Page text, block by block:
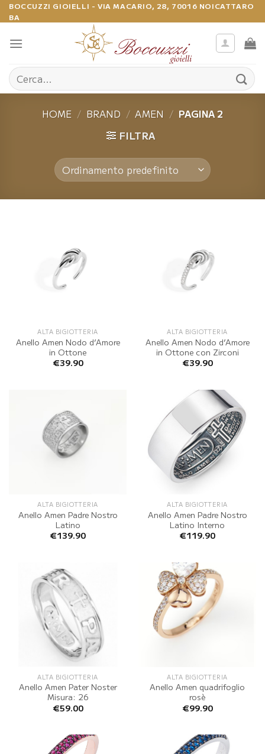
Salta
ai
contenuti
BOCCUZZI GIOIELLI - VIA MACARIO, 28, 70016 NOICATTARO
BA
Cerca:
HOME / BRAND / AMEN / PAGINA 2
FILTRA
ALTA BIGIOTTERIA
Anello Amen Nodo d’Amore
in Ottone
€39.90
ALTA BIGIOTTERIA
Anello Amen Nodo d’Amore
in Ottone con Zirconi
€39.90
ALTA BIGIOTTERIA
Anello Amen Padre Nostro
Latino
€139.90
ALTA BIGIOTTERIA
Anello Amen Padre Nostro
Latino Interno
€119.90
ALTA BIGIOTTERIA
Anello Amen Pater Noster
Misura: 26
€59.00
ALTA BIGIOTTERIA
Anello Amen quadrifoglio
rosè
€99.90